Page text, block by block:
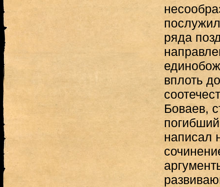
ряда
вплоть
Боваев,
написал